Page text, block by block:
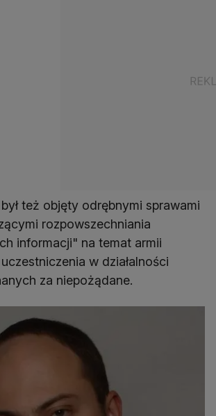
też objęty odrębnymi sprawami
rozpowszechniania
informacji" na temat armii
w działalności
za niepożądane.